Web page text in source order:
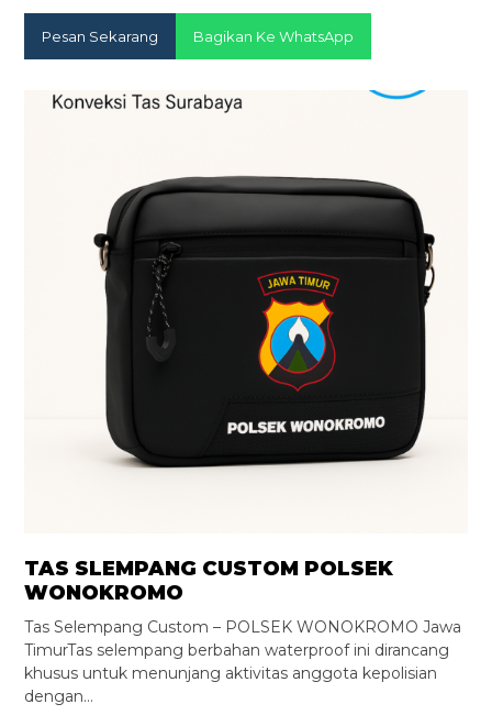
Pesan Sekarang Bagikan Ke WhatsApp
TAS SLEMPANG CUSTOM POLSEK
WONOKROMO
Tas Selempang Custom – POLSEK WONOKROMO Jawa
TimurTas selempang berbahan waterproof ini dirancang
khusus untuk menunjang aktivitas anggota kepolisian
dengan…